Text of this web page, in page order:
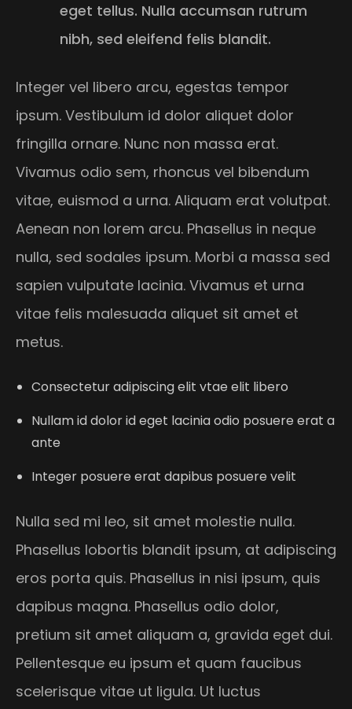
eget tellus. Nulla accumsan rutrum
nibh, sed eleifend felis blandit.
Integer vel libero arcu, egestas tempor
ipsum. Vestibulum id dolor aliquet dolor
fringilla ornare. Nunc non massa erat.
Vivamus odio sem, rhoncus vel bibendum
vitae, euismod a urna. Aliquam erat volutpat.
Aenean non lorem arcu. Phasellus in neque
nulla, sed sodales ipsum. Morbi a massa sed
sapien vulputate lacinia. Vivamus et urna
vitae felis malesuada aliquet sit amet et
metus.
Consectetur adipiscing elit vtae elit libero
Nullam id dolor id eget lacinia odio posuere erat a
ante
Integer posuere erat dapibus posuere velit
Nulla sed mi leo, sit amet molestie nulla.
Phasellus lobortis blandit ipsum, at adipiscing
eros porta quis. Phasellus in nisi ipsum, quis
dapibus magna. Phasellus odio dolor,
pretium sit amet aliquam a, gravida eget dui.
Pellentesque eu ipsum et quam faucibus
scelerisque vitae ut ligula. Ut luctus